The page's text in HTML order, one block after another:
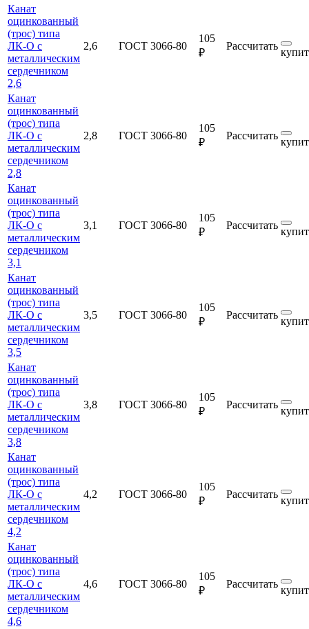
Канат
оцинкованный
(трос) типа
ЛК-О с
металлическим
сердечником
2,6
2,6 ГОСТ 3066-80
105
₽
Рассчитать
Канат
оцинкованный
(трос) типа
ЛК-О с
металлическим
сердечником
2,8
2,8 ГОСТ 3066-80
105
₽
Рассчитать
Канат
оцинкованный
(трос) типа
ЛК-О с
металлическим
сердечником
3,1
3,1 ГОСТ 3066-80
105
₽
Рассчитать
Канат
оцинкованный
(трос) типа
ЛК-О с
металлическим
сердечником
3,5
3,5 ГОСТ 3066-80
105
₽
Рассчитать
Канат
оцинкованный
(трос) типа
ЛК-О с
металлическим
сердечником
3,8
3,8 ГОСТ 3066-80
105
₽
Рассчитать
Канат
оцинкованный
(трос) типа
ЛК-О с
металлическим
сердечником
4,2
4,2 ГОСТ 3066-80
105
₽
Рассчитать
Канат
оцинкованный
(трос) типа
ЛК-О с
металлическим
сердечником
4,6
4,6 ГОСТ 3066-80
105
₽
Рассчитать